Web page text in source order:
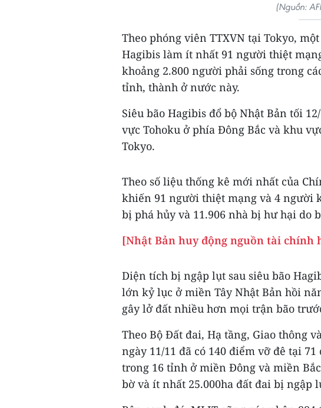
(Nguồn:
Theo phóng viên TTXVN tại Tokyo,
Hagibis làm ít nhất 91 người thiệt
khoảng 2.800 người phải sống trong
tỉnh, thành ở nước này.
Siêu bão Hagibis đổ bộ Nhật Bản tối
vực Tohoku ở phía Đông Bắc và khu
Tokyo.
Theo số liệu thống kê mới nhất của
khiến 91 người thiệt mạng và 4 người
bị phá hủy và 11.906 nhà bị hư hại do
[Nhật Bản huy động nguồn tài
Diện tích bị ngập lụt sau siêu bão
lớn kỷ lục ở miền Tây Nhật Bản hồi
gây lở đất nhiều hơn mọi trận bão
Theo Bộ Đất đai, Hạ tầng, Giao thông
ngày 11/11 đã có 140 điểm vỡ đê tại
trong 16 tỉnh ở miền Đông và miền
bờ và ít nhất 25.000ha đất đai bị ngập